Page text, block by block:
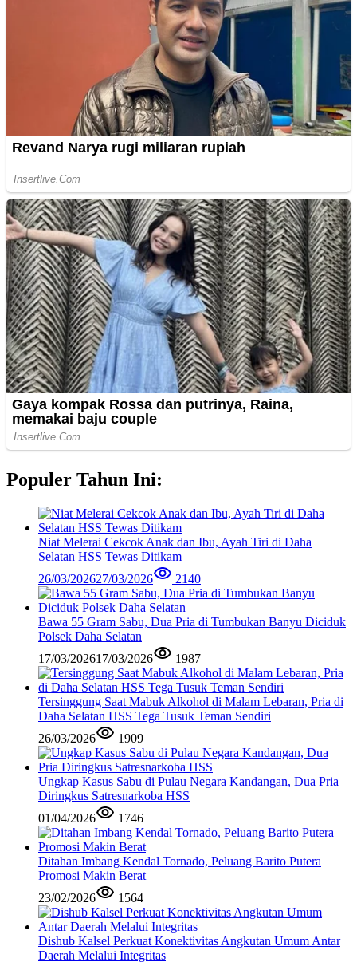
Populer Tahun Ini:
Niat Melerai Cekcok Anak dan Ibu, Ayah Tiri di Daha
Selatan HSS Tewas Ditikam
26/03/202627/03/2026 2140
Bawa 55 Gram Sabu, Dua Pria di Tumbukan Banyu Diciduk
Polsek Daha Selatan
17/03/202617/03/2026 1987
Tersinggung Saat Mabuk Alkohol di Malam Lebaran, Pria di
Daha Selatan HSS Tega Tusuk Teman Sendiri
26/03/2026
1909
Ungkap Kasus Sabu di Pulau Negara Kandangan, Dua Pria
Diringkus Satresnarkoba HSS
01/04/2026
1746
Ditahan Imbang Kendal Tornado, Peluang Barito Putera
Promosi Makin Berat
23/02/2026
1564
Dishub Kalsel Perkuat Konektivitas Angkutan Umum Antar
Daerah Melalui Integritas